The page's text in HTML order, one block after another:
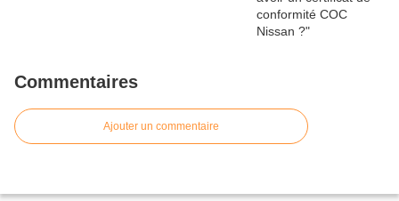
Commentaires
Ajouter un commentaire